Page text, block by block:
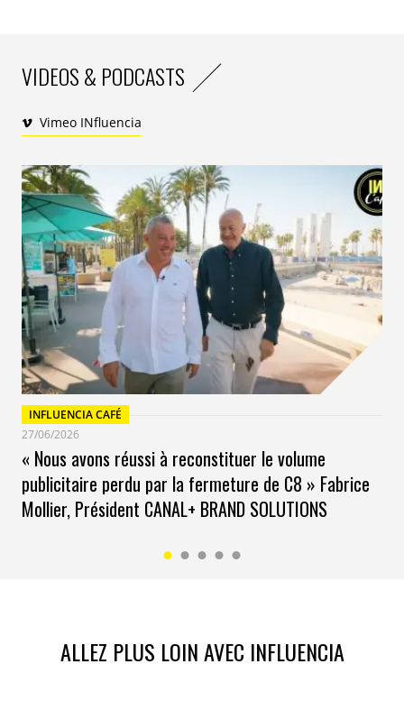
VIDEOS & PODCASTS
Vimeo INfluencia
INFLUENCIA CAFÉ
27/06/2026
« Nous avons réussi à reconstituer le volume
publicitaire perdu par la fermeture de C8 » Fabrice
Mollier, Président CANAL+ BRAND SOLUTIONS
ALLEZ PLUS LOIN AVEC INFLUENCIA